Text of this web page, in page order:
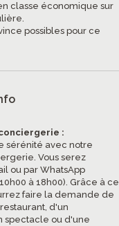
classe économique sur
possibles pour ce
:
sérénité avec notre
Vous serez
ou par WhatsApp
à 18h00). Grâce à ce
faire la demande de
d'un
spectacle ou d'une